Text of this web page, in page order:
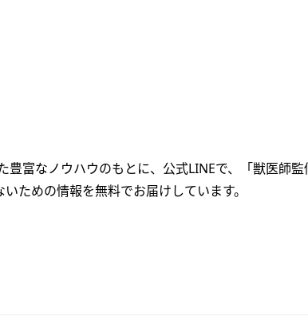
富なノウハウのもとに、公式LINEで、「獣医師監
ための情報を無料でお届けしています。